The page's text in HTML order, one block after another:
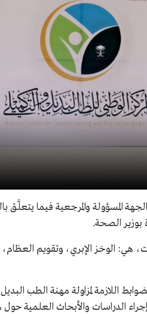
المسؤولة والمرجعية فيما يتعلَّق
بوزير الصحة.
ويُقر خمس ممارسات، هي: الوخز الإبري، وتقويم
اللازمة لمزاولة مهنة الطب
الدراسات والأبحاث العلمية